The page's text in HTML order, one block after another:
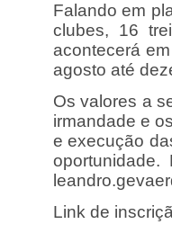
Falando em
clubes, 16
acontecerá
agosto até
Os valores a
irmandade e
e execução
Link de